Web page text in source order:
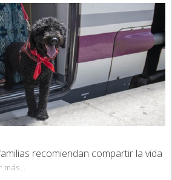
recomiendan compartir la vida